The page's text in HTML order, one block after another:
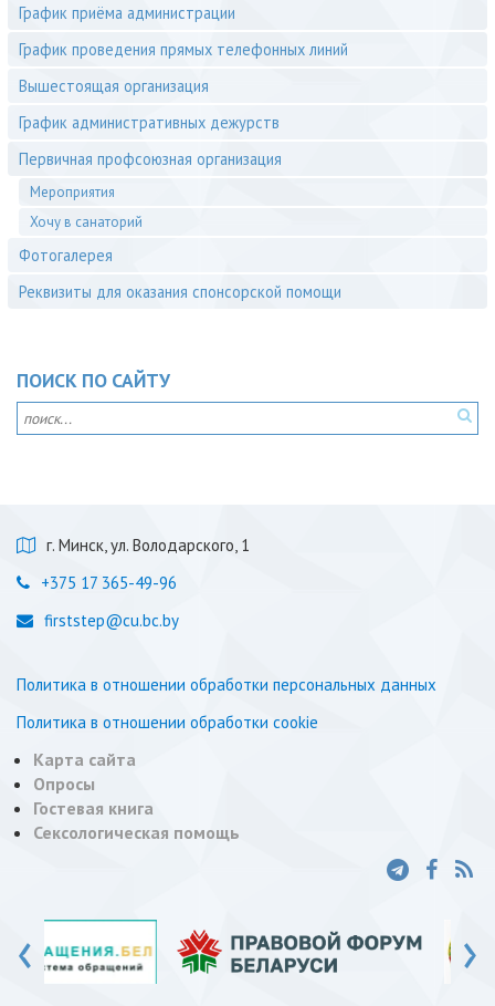
График приёма администрации
График проведения прямых телефонных линий
Вышестоящая организация
График административных дежурств
Первичная профсоюзная организация
Мероприятия
Хочу в санаторий
Фотогалерея
Реквизиты для оказания спонсорской помощи
ПОИСК ПО САЙТУ
г. Минск, ул. Володарского, 1
+375 17 365-49-96
firststep@cu.bc.by
Политика в отношении обработки персональных данных
Политика в отношении обработки cookie
Карта сайта
Опросы
Гостевая книга
Сексологическая помощь
‹ ›